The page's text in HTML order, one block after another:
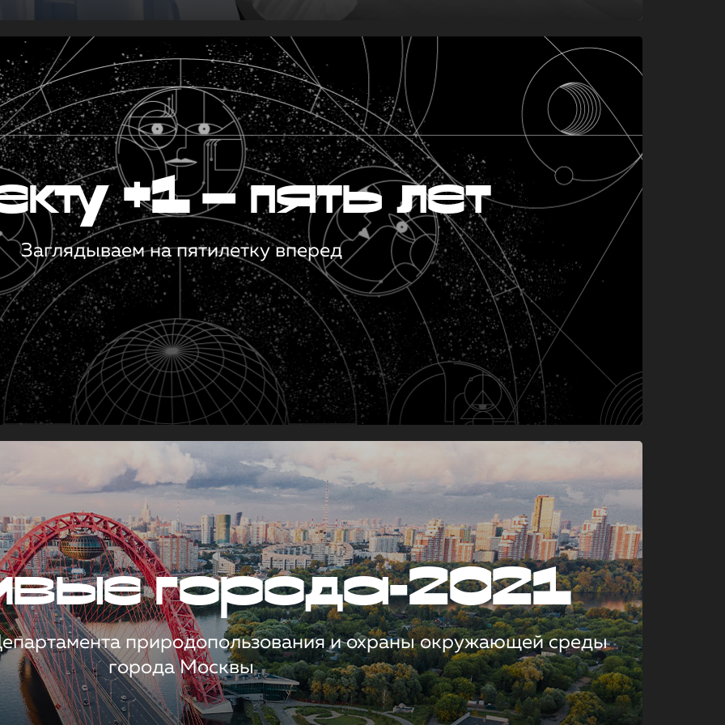
+1 — пять лет
Заглядываем на пятилетку вперед
города-2021
природопользования и охраны окружающей среды
города Москвы